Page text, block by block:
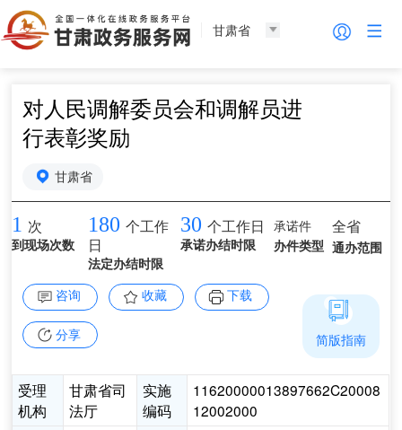
甘肃省
对人民调解委员会和调解员进
行表彰奖励
甘肃省
1 次
到现场次数
180 个工作
日
法定办结时限
30 个工作日
承诺办结时限
承诺件
办件类型
全省
通办范围
咨询 收藏 下载
分享
受理
机构
甘肃省司
法厅
实施
编码
11620000013897662C20008
12002000
简版指南